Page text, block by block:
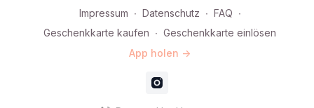
Impressum ∙ Datenschutz ∙ FAQ ∙
Geschenkkarte kaufen ∙ Geschenkkarte einlösen
App holen ->